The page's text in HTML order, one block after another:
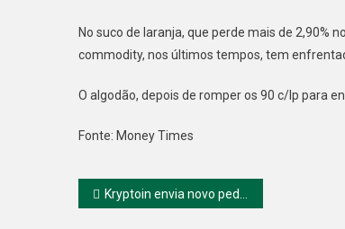
No suco de laranja, que perde mais de 2,90%
commodity, nos últimos tempos, tem
O algodão, depois de romper os 90 c/lp para
Fonte: Money Times
Navegação
Kryptoin envia novo pedido para ETF de ether à SEC